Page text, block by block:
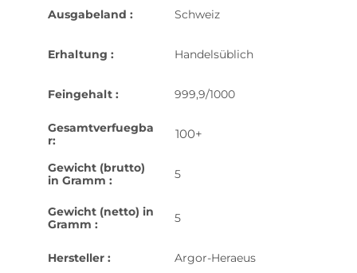
Ausgabeland : Schweiz
Erhaltung : Handelsüblich
Feingehalt : 999,9/1000
Gesamtverfuegba
r:
100+
Gewicht (brutto)
in Gramm :
5
Gewicht (netto) in
Gramm :
5
Hersteller : Argor-Heraeus